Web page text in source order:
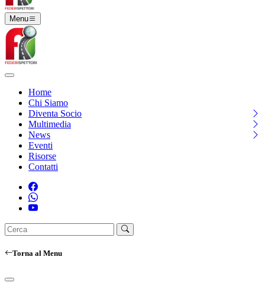
Menu
Home
Chi Siamo
Diventa Socio
Multimedia
News
Eventi
Risorse
Contatti
Torna al Menu